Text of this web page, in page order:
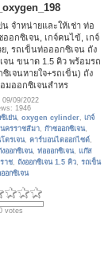
จำหน่ายและให้เช่า ท่อ
อกซิเจน, เกจ์คนไข้, เกจ์
, รถเข็นท่อออกซิเจน ถัง
จน ขนาด 1.5 คิว พร้อมรถ
เจนหายใจ+รถเข็น) ถัง
มออกซิเจนสำหร
09/09/2022
1946
เย่น, oxygen cylinder, เกจ์
นครราชสีมา, ก๊าซออกซิเจน,
ตรเจน,คาร์บอนไดออกไซด์,
งออกซิเจน, ท่อออกซิเจน, แก๊ส
าช, ถังออกซิเจน 1.5 คิว, รถเข็น
อกซิเจน
votes